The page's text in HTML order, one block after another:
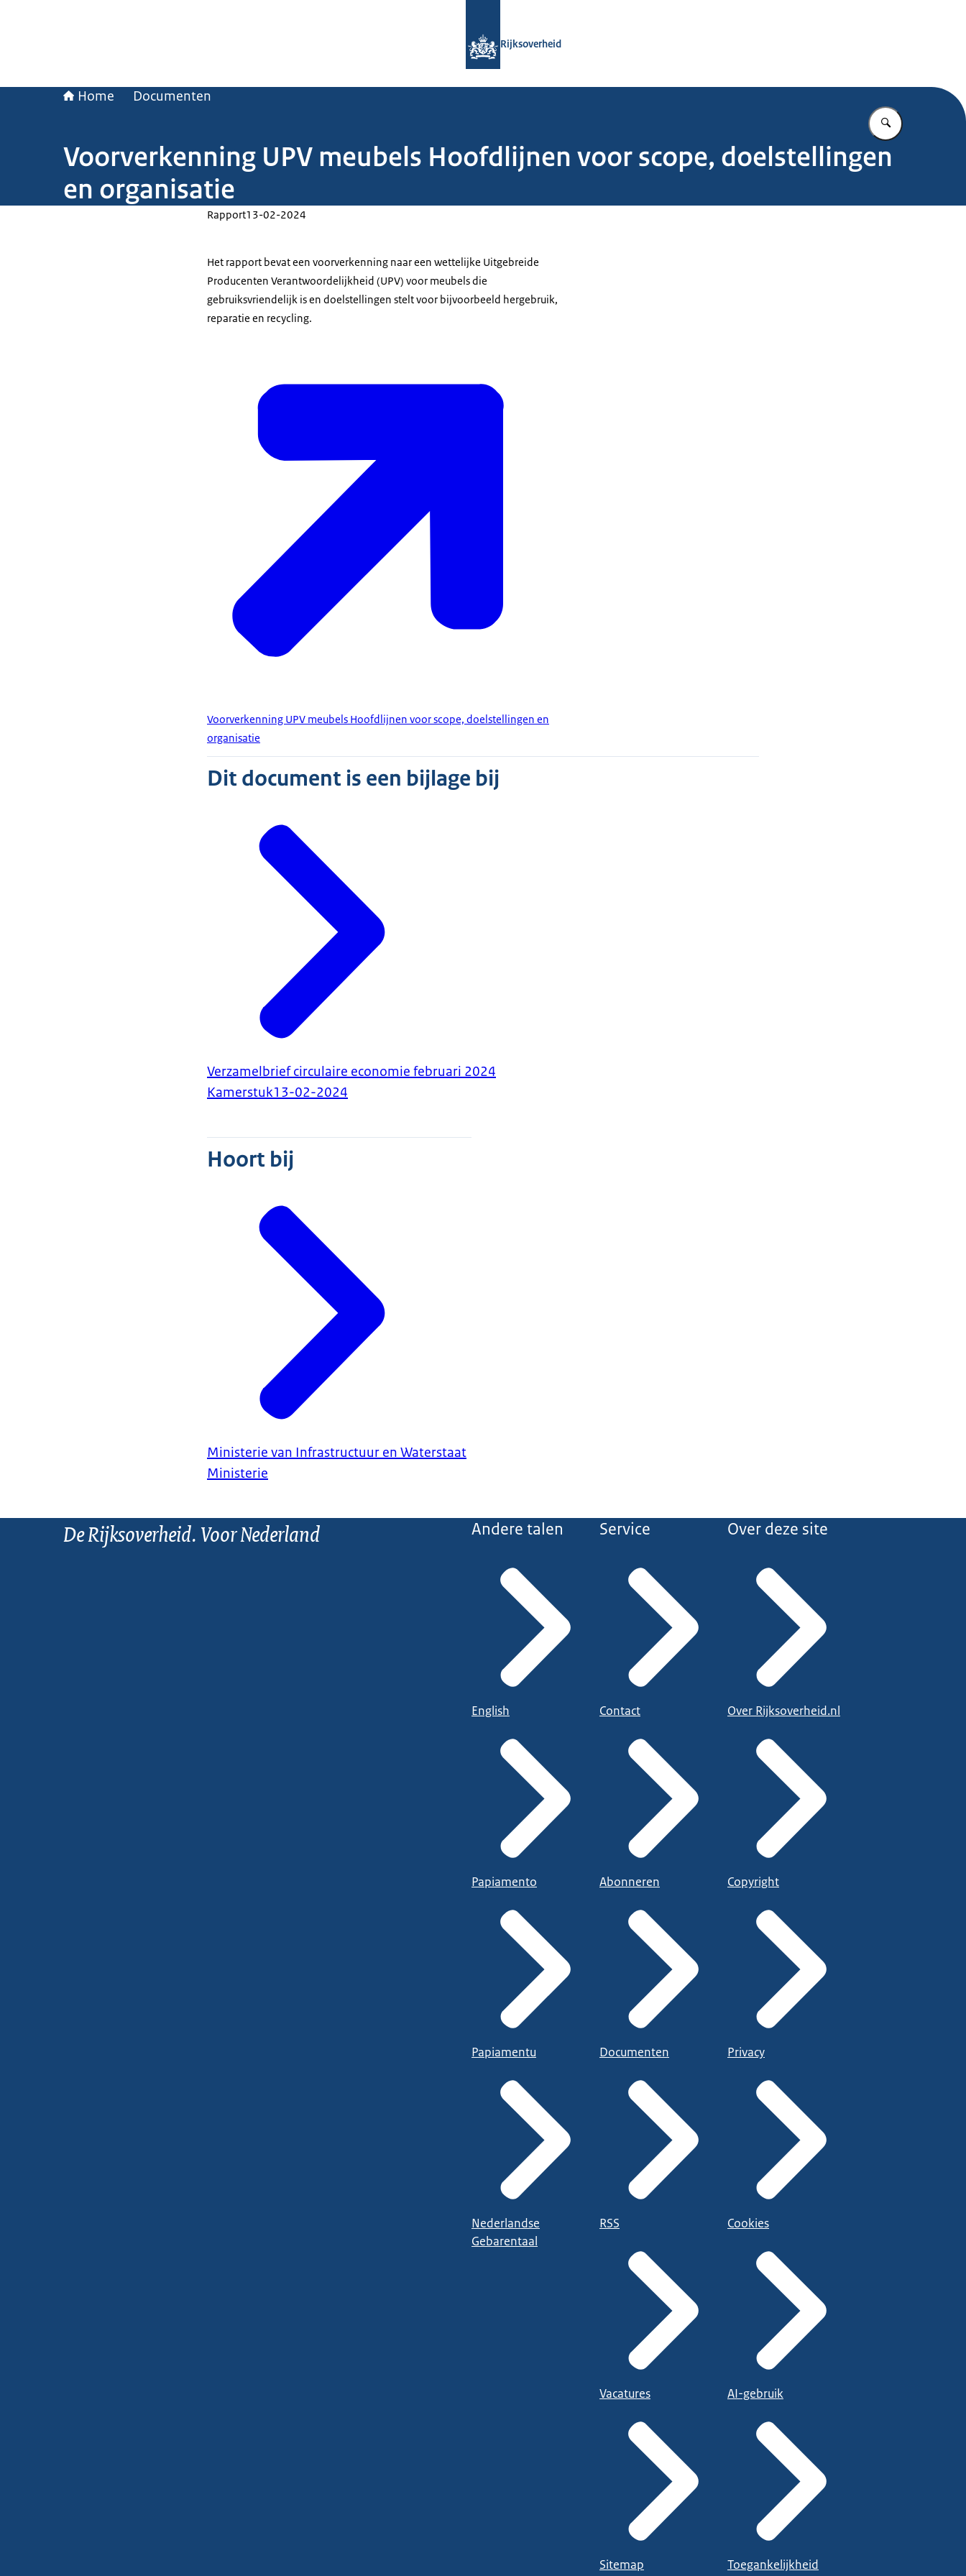
Rijksoverheid
Home Documenten
Vul in wat u
Voorverkenning UPV meubels Hoofdlijnen voor scope, doelstellingen
en organisatie
Rapport13-02-2024
Het rapport bevat een voorverkenning naar een wettelijke Uitgebreide
Producenten Verantwoordelijkheid (UPV) voor meubels die
gebruiksvriendelijk is en doelstellingen stelt voor bijvoorbeeld hergebruik,
reparatie en recycling.
Voorverkenning UPV meubels Hoofdlijnen voor scope, doelstellingen en
organisatie
Dit document is een bijlage bij
Verzamelbrief circulaire economie februari 2024
Kamerstuk13-02-2024
Hoort bij
Ministerie van Infrastructuur en Waterstaat
Ministerie
De Rijksoverheid. Voor Nederland Andere talen
English
Papiamento
Papiamentu
Nederlandse
Gebarentaal
Service
Contact
Abonneren
Documenten
RSS
Vacatures
Sitemap
Over deze site
Over Rijksoverheid.nl
Copyright
Privacy
Cookies
AI-gebruik
Toegankelijkheid